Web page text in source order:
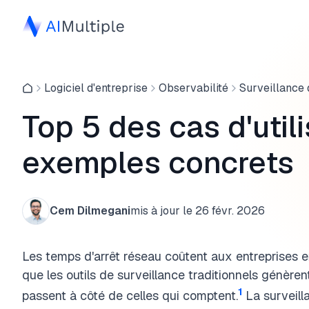
Logiciel d'entreprise Observabilité Surveillance
Top 5 des cas
exemples concrets
Cem Dilmeganimis à jour le 26 févr. 2026
Les temps d'arrêt réseau coûtent aux entreprises
que les outils de surveillance traditionnels
passent à côté de celles qui comptent.1 La